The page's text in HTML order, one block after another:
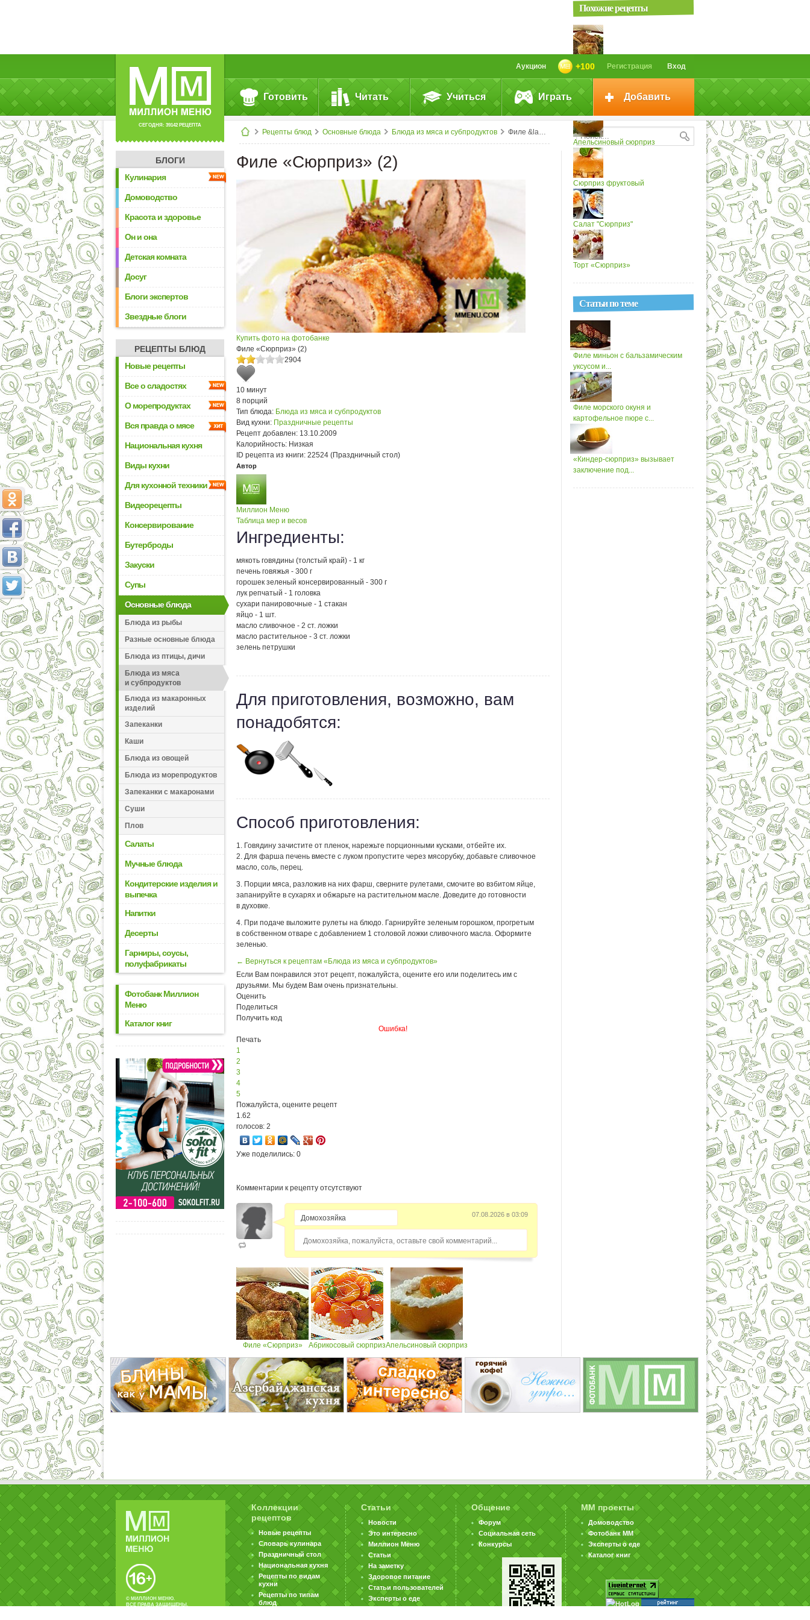
СЕГОДНЯ: 39142 РЕЦЕПТА
Вход
Регистрация
+100
Аукцион
Готовить Читать Учиться Играть Добавить
Рецепты блюд Основные блюда Блюда из мяса и субпродуктов Филе &laquo;Сюрприз&raquo; (2)
БЛОГИ
Кулинария
Домоводство
Красота и здоровье
Он и она
Детская комната
Досуг
Блоги экспертов
Звездные блоги
РЕЦЕПТЫ БЛЮД
Новые рецепты
Все о сладостях
О морепродуктах
Вся правда о мясе
Национальная кухня
Виды кухни
Для кухонной техники
Видеорецепты
Консервирование
Бутерброды
Закуски
Супы
Основные блюда
Блюда из рыбы
Разные основные блюда
Блюда из птицы, дичи
Блюда из мяса
и субпродуктов
Блюда из макаронных
изделий
Запеканки
Каши
Блюда из овощей
Блюда из морепродуктов
Запеканки с макаронами
Суши
Плов
Салаты
Мучные блюда
Кондитерские изделия и
выпечка
Напитки
Десерты
Гарниры, соусы,
полуфабрикаты
Фотобанк Миллион
Меню
Каталог книг
Филе «Сюрприз» (2)
Купить фото на фотобанке
Филе «Сюрприз» (2)
2904
10 минут
8 порций
Тип блюда: Блюда из мяса и субпродуктов
Вид кухни: Праздничные рецепты
Рецепт добавлен: 13.10.2009
Калорийность: Низкая
ID рецепта из книги: 22524 (Праздничный стол)
Автор
Миллион Меню
Таблица мер и весов
Ингредиенты:
мякоть говядины (толстый край) - 1 кг
печень говяжья - 300 г
горошек зеленый консервированный - 300 г
лук репчатый - 1 головка
сухари панировочные - 1 стакан
яйцо - 1 шт.
масло сливочное - 2 ст. ложки
масло растительное - 3 ст. ложки
зелень петрушки
Для приготовления, возможно, вам
понадобятся:
Способ приготовления:
1. Говядину зачистите от пленок, нарежьте порционными кусками, отбейте их.
2. Для фарша печень вместе с луком пропустите через мясорубку, добавьте сливочное
масло, соль, перец.
3. Порции мяса, разложив на них фарш, сверните рулетами, смочите во взбитом яйце,
запанируйте в сухарях и обжарьте на растительном масле. Доведите до готовности
в духовке.
4. При подаче выложите рулеты на блюдо. Гарнируйте зеленым горошком, прогретым
в собственном отваре с добавлением 1 столовой ложки сливочного масла. Оформите
зеленью.
← Вернуться к рецептам «Блюда из мяса и субпродуктов»
Если Вам понравился этот рецепт, пожалуйста, оцените его или поделитесь им с
друзьями. Мы будем Вам очень признательны.
Оценить
Поделиться
Получить код
Ошибка!
Печать
1
2
3
4
5
Пожалуйста, оцените рецепт
1.62
голосов: 2
Уже поделились: 0
Комментарии к рецепту отсутствуют
07.08.2026 в 03:09
Домохозяйка, пожалуйста, оставьте свой комментарий...
Филе «Сюрприз» Абрикосовый сюрпризАпельсиновый сюрприз
Похожие рецепты
Абрикосовый сюрприз
Апельсиновый сюрприз
Сюрприз фруктовый
Салат "Сюрприз"
Торт «Сюрприз»
Статьи по теме
Филе миньон с бальзамическим
уксусом и...
Филе морского окуня и
картофельное пюре с...
«Киндер-сюрприз» вызывает
заключение под...
© МИЛЛИОН МЕНЮ.
ВСЕ ПРАВА ЗАЩИЩЕНЫ.
Коллекции
рецептов
Новые рецепты
Словарь кулинара
Праздничный стол
Национальная кухня
Рецепты по видам
кухни
Рецепты по типам
блюд
Статьи
Новости
Это интересно
Миллион Меню
Статьи
На заметку
Здоровое питание
Статьи пользователей
Эксперты о еде
Общение
Форум
Социальная сеть
Конкурсы
ММ проекты
Домоводство
Фотобанк ММ
Эксперты о еде
Каталог книг